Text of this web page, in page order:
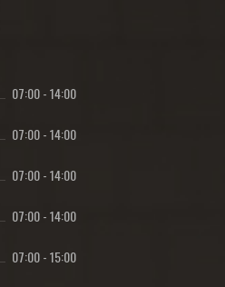
07:00-14:00
07:00-14:00
07:00-14:00
07:00-14:00
07:00-15:00